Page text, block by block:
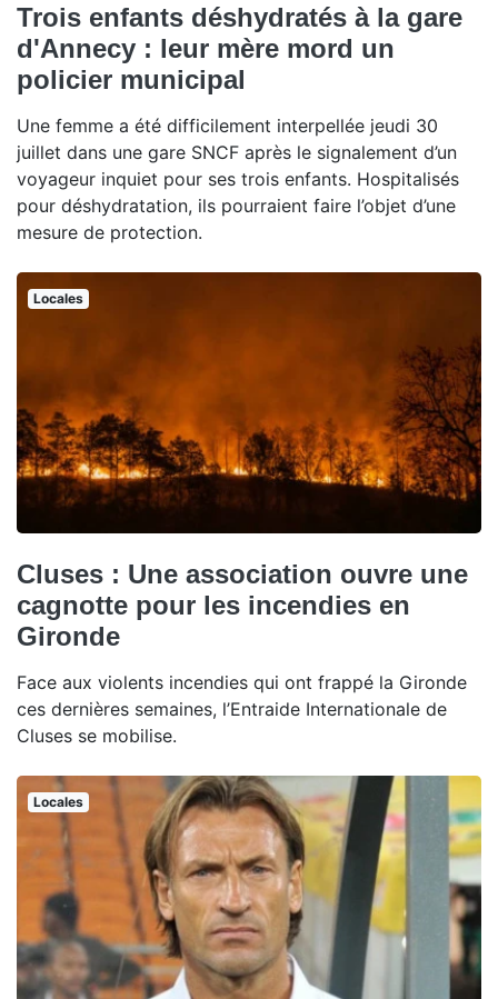
Trois enfants déshydratés à la gare
d'Annecy : leur mère mord un
policier municipal
Une femme a été difficilement interpellée jeudi 30
juillet dans une gare SNCF après le signalement d’un
voyageur inquiet pour ses trois enfants. Hospitalisés
pour déshydratation, ils pourraient faire l’objet d’une
mesure de protection.
Locales
Cluses : Une association ouvre une
cagnotte pour les incendies en
Gironde
Face aux violents incendies qui ont frappé la Gironde
ces dernières semaines, l’Entraide Internationale de
Cluses se mobilise.
Locales